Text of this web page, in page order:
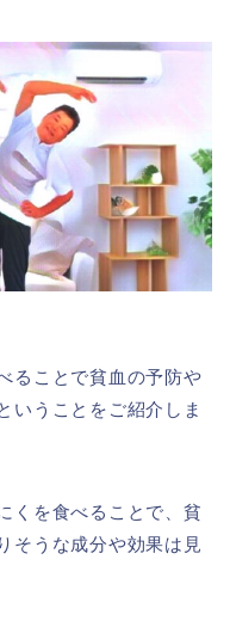
ることで貧血の予防や
いうことをご紹介しま
くを食べることで、貧
そうな成分や効果は見